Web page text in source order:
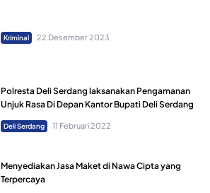
Kriminal 22 Desember 2023
Polresta Deli Serdang laksanakan Pengamanan
Unjuk Rasa Di Depan Kantor Bupati Deli Serdang
Deli Serdang 11 Februari 2022
Menyediakan Jasa Maket di Nawa Cipta yang
Terpercaya